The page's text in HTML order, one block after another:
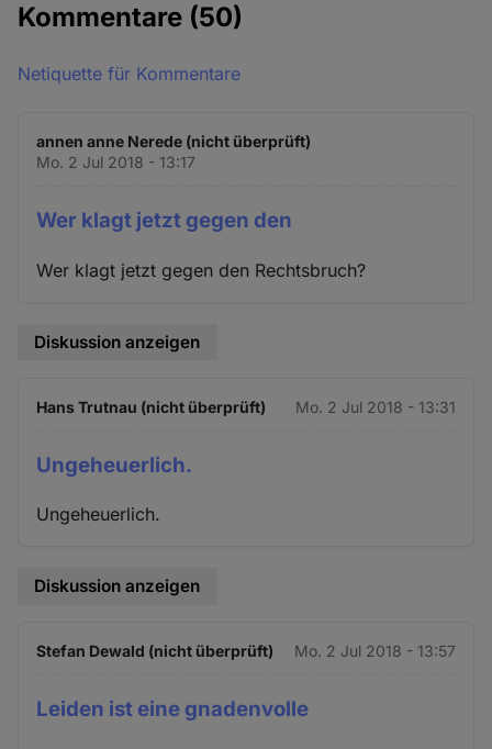
Kommentare (50)
Netiquette für Kommentare
annen anne Nerede (nicht überprüft)
Mo. 2 Jul 2018 - 13:17
Wer klagt jetzt gegen den
Wer klagt jetzt gegen den Rechtsbruch?
Diskussion anzeigen
Hans Trutnau (nicht überprüft) Mo. 2 Jul 2018 - 13:31
Ungeheuerlich.
Ungeheuerlich.
Diskussion anzeigen
Stefan Dewald (nicht überprüft) Mo. 2 Jul 2018 - 13:57
Leiden ist eine gnadenvolle